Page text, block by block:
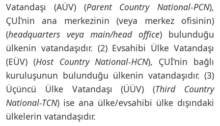
Vatandaşı (AÜV) (Parent Country National-PCN),
ÇUİ’nin ana merkezinin (veya merkez ofisinin)
(headquarters veya main/head office) bulunduğu
ülkenin vatandaşıdır. (2) Evsahibi Ülke Vatandaşı
(EÜV) (Host Country National-HCN), ÇUİ’nin bağlı
kuruluşunun bulunduğu ülkenin vatandaşıdır. (3)
Üçüncü Ülke Vatandaşı (ÜÜV) (Third Country
National-TCN) ise ana ülke/evsahibi ülke dışındaki
ülkelerin vatandaşıdır.